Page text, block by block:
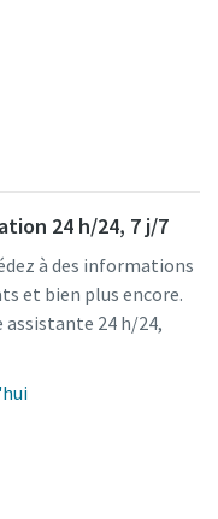
24 h/24, 7 j/7
à des informations
et bien plus encore.
24 h/24,